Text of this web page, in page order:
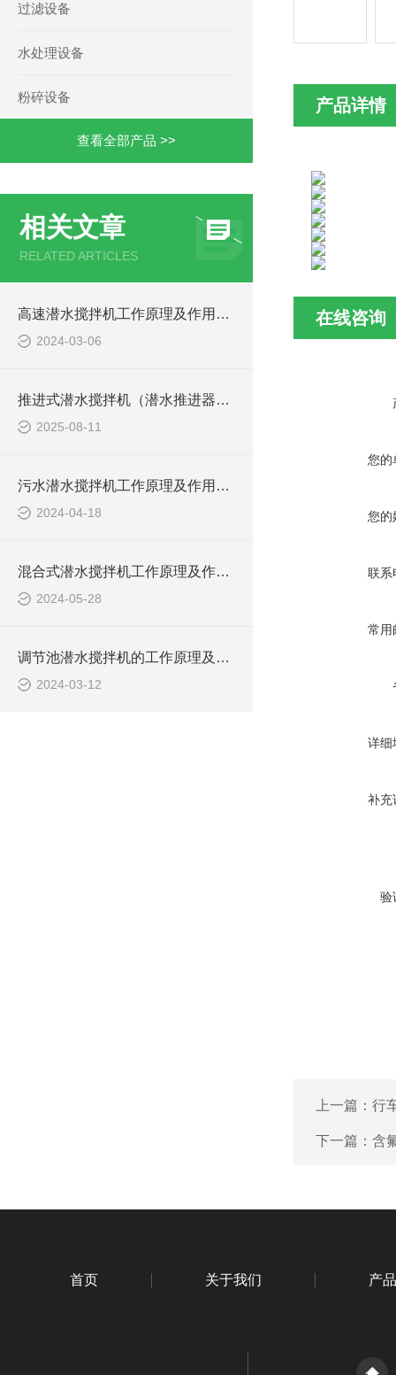
过滤设备
水处理设备
粉碎设备
查看全部产品 >>
相关文章
RELATED ARTICLES
高速潜水搅拌机工作原理及作用特点、安装结构图
2024-03-06
推进式潜水搅拌机（潜水推进器）厂家讲解日常维护要点
2025-08-11
污水潜水搅拌机工作原理及作用特点、安装图、CAD结构图
2024-04-18
混合式潜水搅拌机工作原理及作用特点、安装图、CAD结构图
2024-05-28
调节池潜水搅拌机的工作原理及潜水推进器CAD安装图、结构图
2024-03-12
产品详情
在线咨询
您的
您的
联系
常用
详细
补充
验
上一篇： 行
下一篇： 含
首页 关于我们 产